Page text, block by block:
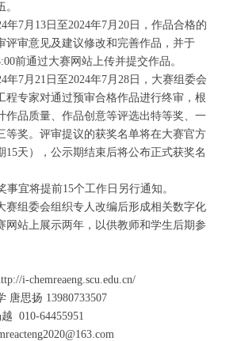
年7月13日至2024年7月20日，作品合格的
评审意见及建议修改和完善作品，并于
前通过大赛网站上传并提交作品。
年7月21日至2024年7月28日，大赛组委会
程专家对通过预审合格作品进行终审，根
作品质量、作品创意等评选出特等奖、一
等奖。评审提议的获奖名单将在大赛官方
15天），公示期结束后将公布正式获奖名
事宜将提前15个工作日另行通知。
赛组委会组织专人改编后形成相关数字化
网站上展示两年，以供教师和学生后期参
i-chemreaeng.scu.edu.cn/
唐思扬 13980733507
010-64455951